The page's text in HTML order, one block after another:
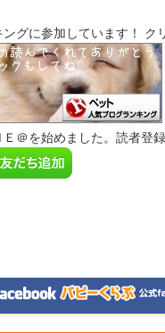
ングに参加しています！ ク
Ｅ＠を始めました。読者登